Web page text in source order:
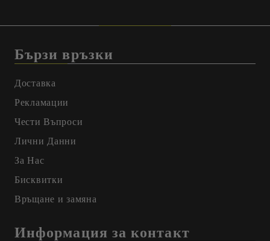
Бързи връзки
Доставка
Рекламации
Чести Въпроси
Лични Данни
За Нас
Бисквитки
Връщане и замяна
Информация за контакт